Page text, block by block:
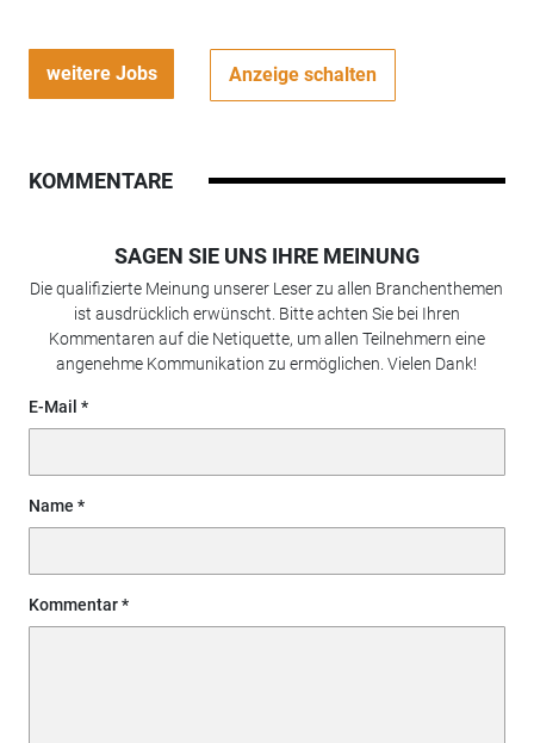
weitere Jobs Anzeige schalten
KOMMENTARE
SAGEN SIE UNS IHRE MEINUNG
Die qualifizierte Meinung unserer Leser zu allen Branchenthemen
ist ausdrücklich erwünscht. Bitte achten Sie bei Ihren
Kommentaren auf die Netiquette, um allen Teilnehmern eine
angenehme Kommunikation zu ermöglichen. Vielen Dank!
E-Mail
Name
Kommentar